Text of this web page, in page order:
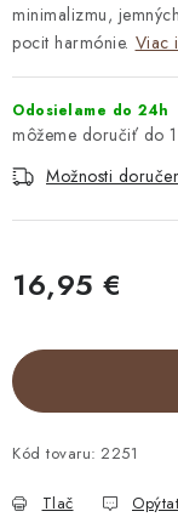
minimalizmu,
pocit harmónie. Viac
Odosielame do 24h
Možnosti
16,95 €
Kód tovaru: 2251
Tlač